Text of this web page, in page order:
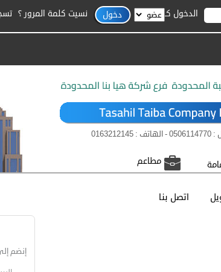
الدخول كـ نسيت كلمة المرور ؟
اتصل بنا
مطاعم
إنضم